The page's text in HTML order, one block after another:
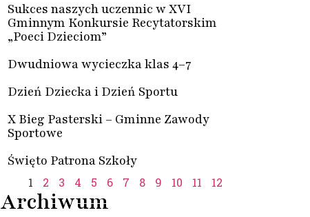
Sukces naszych uczennic w XVI
Gminnym Konkursie Recytatorskim
„Poeci Dzieciom”
Dwudniowa wycieczka klas 4–7
Dzień Dziecka i Dzień Sportu
X Bieg Pasterski – Gminne Zawody
Sportowe
Święto Patrona Szkoły
1 2 3 4 5 6 7 8 9 10 11 12
Archiwum